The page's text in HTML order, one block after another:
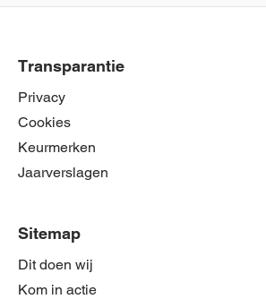
Transparantie
Privacy
Cookies
Keurmerken
Jaarverslagen
Sitemap
Dit doen wij
Kom in actie